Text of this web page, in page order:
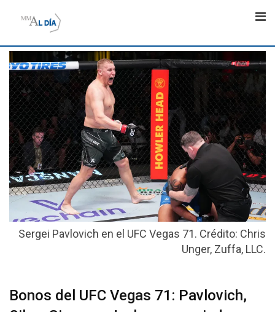
Sergei Pavlovich en el UFC Vegas 71. Crédito: Chris
Unger, Zuffa, LLC.
Bonos del UFC Vegas 71: Pavlovich,